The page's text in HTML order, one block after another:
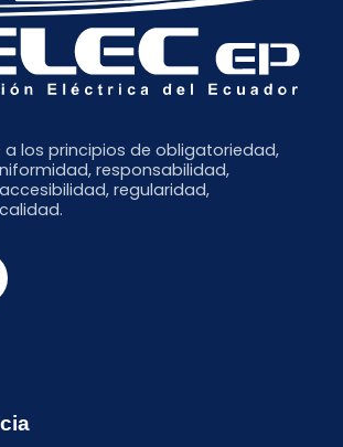
a los principios de obligatoriedad,
responsabilidad,
regularidad,